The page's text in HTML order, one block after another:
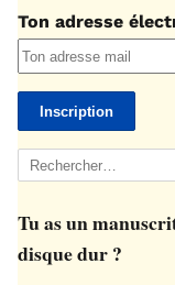
Ton adresse
Rechercher :
Tu as un
disque dur ?